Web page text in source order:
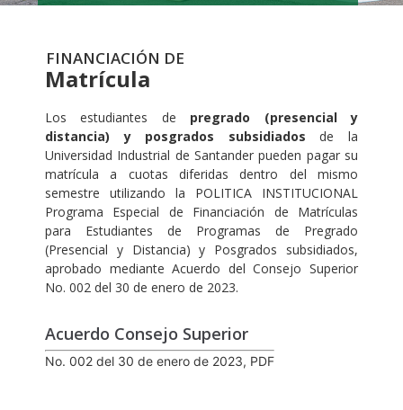
FINANCIACIÓN DE
Matrícula
Los estudiantes de pregrado (presencial y
distancia) y posgrados subsidiados de la
Universidad Industrial de Santander pueden pagar su
matrícula a cuotas diferidas dentro del mismo
semestre utilizando la POLITICA INSTITUCIONAL
Programa Especial de Financiación de Matrículas
para Estudiantes de Programas de Pregrado
(Presencial y Distancia) y Posgrados subsidiados,
aprobado mediante Acuerdo del Consejo Superior
No. 002 del 30 de enero de 2023.
Acuerdo Consejo Superior
No. 002 del 30 de enero de 2023, PDF